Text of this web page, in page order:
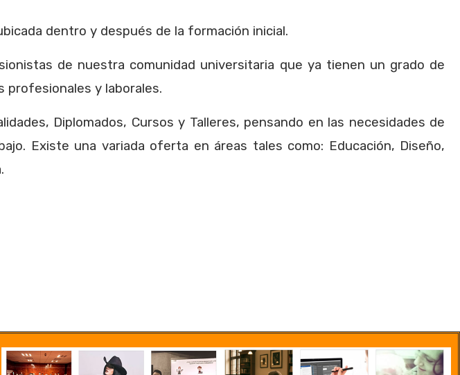
dentro y después de la formación inicial.
de nuestra comunidad universitaria que ya tienen un grado de
profesionales y laborales.
Diplomados, Cursos y Talleres, pensando en las necesidades de
Existe una variada oferta en áreas tales como: Educación, Diseño,